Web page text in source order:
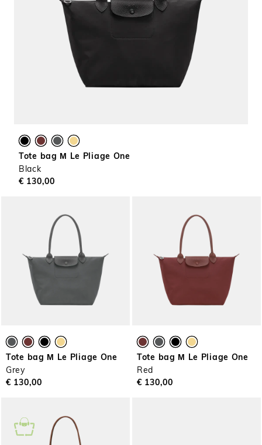
Tote bag Μ Le Pliage One
Black
€ 130,00
Tote bag Μ Le Pliage One
Grey
€ 130,00
Tote bag Μ Le Pliage One
Red
€ 130,00